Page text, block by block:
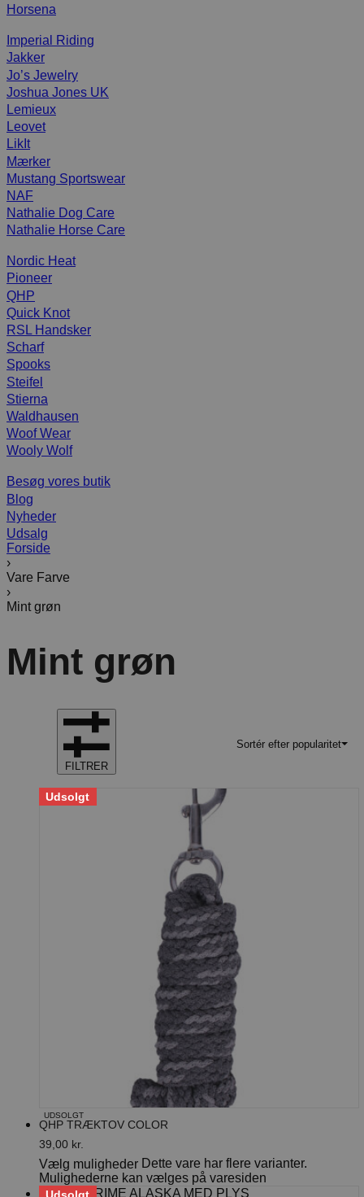
Horsena
Imperial Riding
Jakker
Jo’s Jewelry
Joshua Jones UK
Lemieux
Leovet
LikIt
Mærker
Mustang Sportswear
NAF
Nathalie Dog Care
Nathalie Horse Care
Nordic Heat
Pioneer
QHP
Quick Knot
RSL Handsker
Scharf
Spooks
Steifel
Stierna
Waldhausen
Woof Wear
Wooly Wolf
Besøg vores butik
Blog
Nyheder
Udsalg
Forside
›
Vare Farve
›
Mint grøn
Mint grøn
Sortér efter popularitet
FILTRER
Udsolgt
UDSOLGT
QHP TRÆKTOV COLOR
39,00 kr.
Vælg muligheder Dette vare har flere varianter.
Mulighederne kan vælges på varesiden